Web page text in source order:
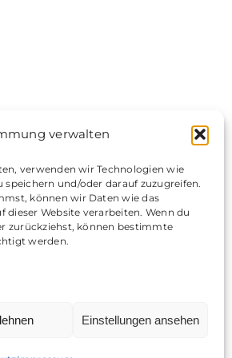
verwalten
verwenden wir Technologien wie
und/oder darauf zuzugreifen.
können wir Daten wie das
dieser Website verarbeiten. Wenn du
zurückziehst, können bestimmte
werden.
Einstellungen ansehen